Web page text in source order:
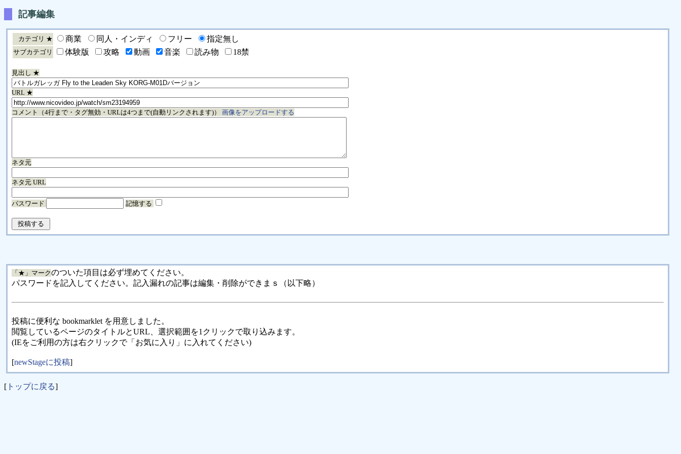
記事編集
カテゴリ ★ 商業 同人・インディ フリー 指定無し
サブカテゴリ 体験版 攻略 動画 音楽 読み物 18禁
見出し ★
URL ★
コメント（4行まで・タグ無効・URLは4つまで(自動リンクされます)） 画像をアップロードする
ネタ元
ネタ元 URL
パスワード 記憶する
「★」マークのついた項目は必ず埋めてください。
パスワードを記入してください。記入漏れの記事は編集・削除ができまｓ（以下略）
投稿に便利な bookmarklet を用意しました。
閲覧しているページのタイトルとURL、選択範囲を1クリックで取り込みます。
(IEをご利用の方は右クリックで「お気に入り」に入れてください)
[newStageに投稿]
[ トップに戻る]